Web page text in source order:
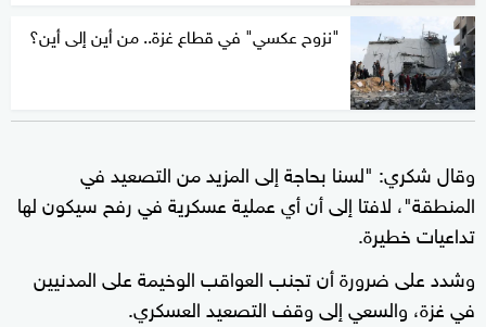
"نزوح عكسي" في قطاع غزة.. من أين إلى أين؟
وقال شكري: "لسنا بحاجة إلى المزيد من التصعيد في
المنطقة"، لافتا إلى أن أي عملية عسكرية في رفح سيكون لها
تداعيات خطيرة.
وشدد على ضرورة أن تجنب العواقب الوخيمة على المدنيين
في غزة، والسعي إلى وقف التصعيد العسكري.